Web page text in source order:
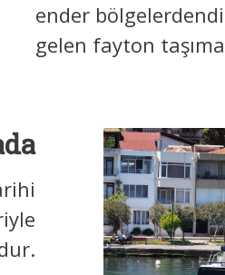
ender
gelen fayton